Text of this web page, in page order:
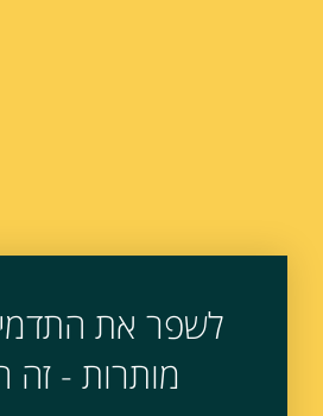
לשפר את
מותרות - זה